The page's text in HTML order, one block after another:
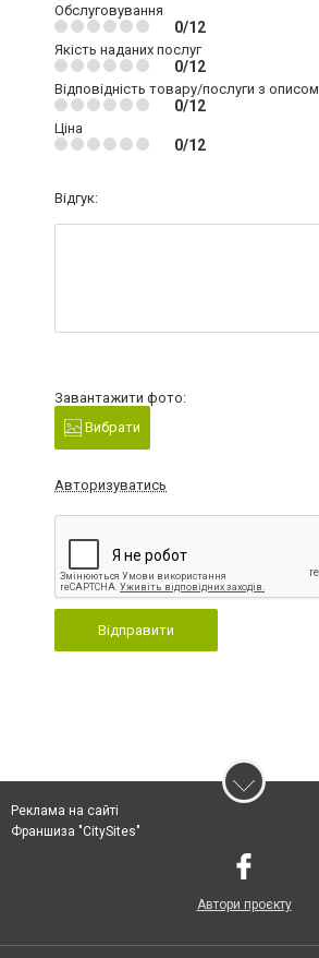
Обслуговування
0/12
Якість наданих послуг
0/12
Відповідність товару/послуги з описом
0/12
Ціна
0/12
Відгук:
Завантажити фото:
Вибрати
Авторизуватись
Відправити
Реклама на сайті
Франшиза "CitySites"
Автори проєкту